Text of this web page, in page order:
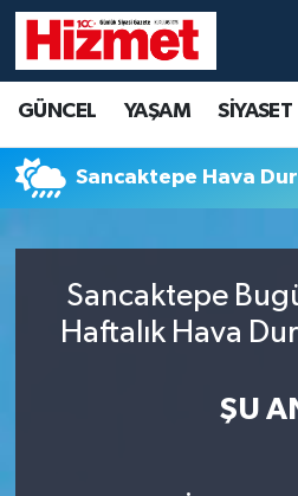
GÜNCEL YAŞAM SİYASET
Sancaktepe Hava
Sancaktepe
Haftalık Hava
ŞU
YAŞAM
SİYASET
EKONOMİ
Denizli Hava Durumu
Denizli Trafik Yoğunluk
Tüm Manşetler